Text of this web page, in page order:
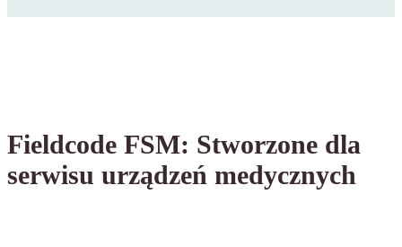
Fieldcode FSM: Stworzone dla
serwisu urządzeń medycznych